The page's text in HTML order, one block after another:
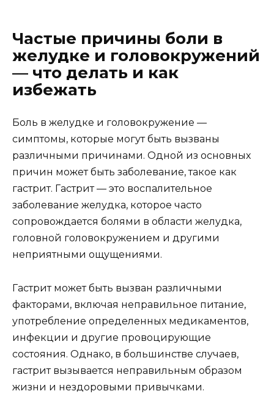
Частые причины боли в
желудке и головокружений
— что делать и как
избежать
Боль в желудке и головокружение —
симптомы, которые могут быть вызваны
различными причинами. Одной из основных
причин может быть заболевание, такое как
гастрит. Гастрит — это воспалительное
заболевание желудка, которое часто
сопровождается болями в области желудка,
головной головокружением и другими
неприятными ощущениями.
Гастрит может быть вызван различными
факторами, включая неправильное питание,
употребление определенных медикаментов,
инфекции и другие провоцирующие
состояния. Однако, в большинстве случаев,
гастрит вызывается неправильным образом
жизни и нездоровыми привычками.